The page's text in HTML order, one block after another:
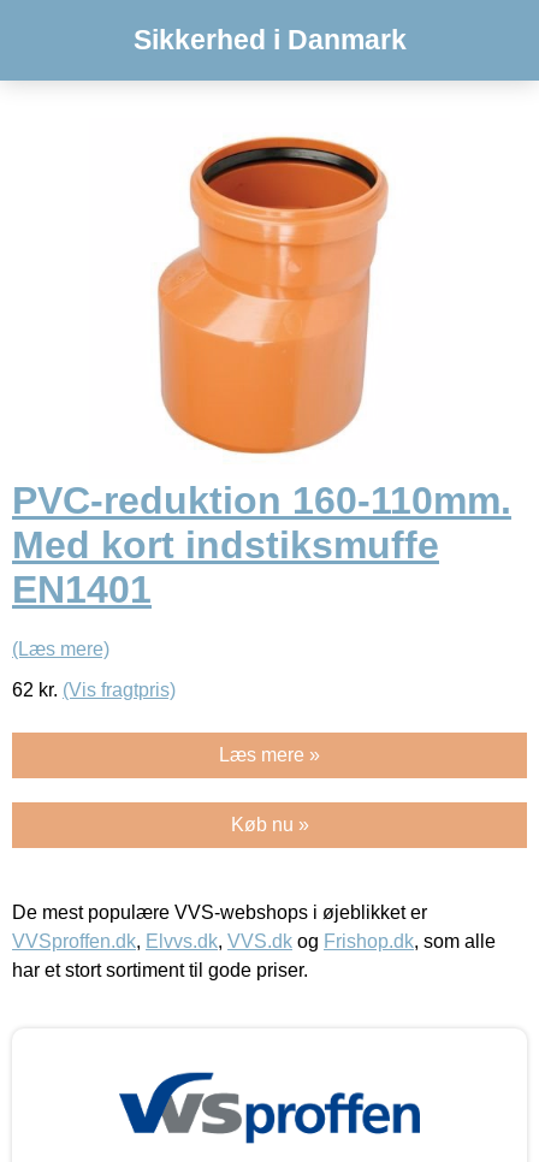
Sikkerhed i Danmark
PVC-reduktion 160-110mm.
Med kort indstiksmuffe
EN1401
(Læs mere)
62 kr. (Vis fragtpris)
Læs mere »
Køb nu »
De mest populære VVS-webshops i øjeblikket er
VVSproffen.dk, Elvvs.dk, VVS.dk og Frishop.dk, som alle
har et stort sortiment til gode priser.